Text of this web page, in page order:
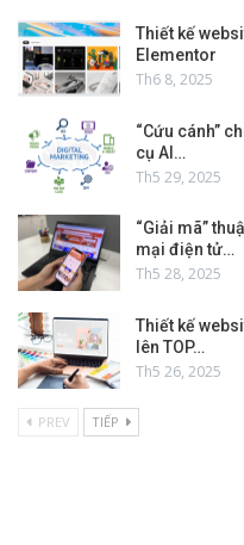
Thiết kế
Elementor
Th6 8, 2025
“Cứu cánh”
cụ AI…
Th5 29, 2025
“Giải mã”
mại điện tử…
Th5 28, 2025
Thiết kế
lên TOP…
Th5 26, 2025
PREV TIẾP